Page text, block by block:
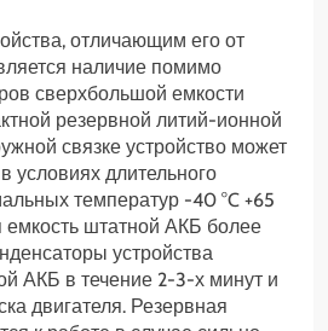
отличающим его от
наличие помимо
сверхбольшой емкости
резервной литий-ионной
связке устройство может
условиях длительного
температур -40 °C +65
емкость штатной АКБ более
устройства
АКБ в течение 2-3-х минут и
двигателя. Резервная